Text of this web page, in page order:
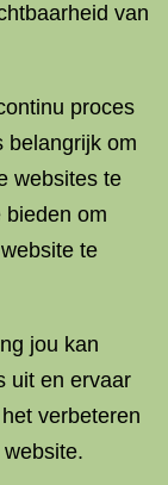
van
proces
belangrijk om
websites te
bieden om
te
jou kan
uit en ervaar
verbeteren